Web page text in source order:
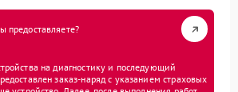
предоставляете?
на диагностику и последующий
заказ-наряд с указанием страховых